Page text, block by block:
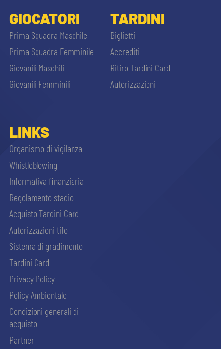
GIOCATORI
Prima Squadra Maschile
Prima Squadra Femminile
Giovanili Maschili
Giovanili Femminili
TARDINI
Biglietti
Accrediti
Ritiro Tardini Card
Autorizzazioni
LINKS
Organismo di vigilanza
Whistleblowing
Informativa finanziaria
Regolamento stadio
Acquisto Tardini Card
Autorizzazioni tifo
Sistema di gradimento
Tardini Card
Privacy Policy
Policy Ambientale
Condizioni generali di
acquisto
Partner